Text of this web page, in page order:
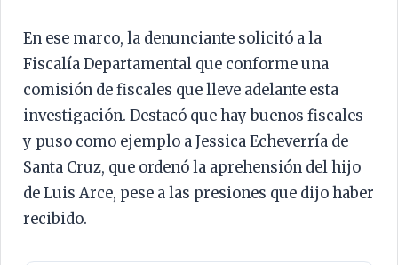
En ese marco, la denunciante solicitó a la
Fiscalía Departamental que conforme una
comisión de fiscales que lleve adelante esta
investigación. Destacó que hay buenos fiscales
y puso como ejemplo a Jessica Echeverría de
Santa Cruz, que ordenó la aprehensión del hijo
de Luis Arce, pese a las presiones que dijo haber
recibido.